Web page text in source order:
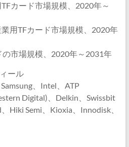
カード市場規模、2020年～
TFカード市場規模、2020年
市場規模、2020年～2031年
ール
、Intel、ATP
Digital)、Delkin、Swissbit
Hiki Semi、Kioxia、Innodisk、